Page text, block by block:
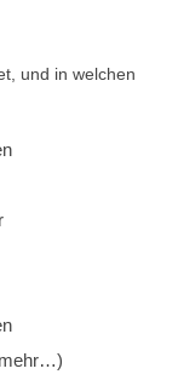
und in welchen